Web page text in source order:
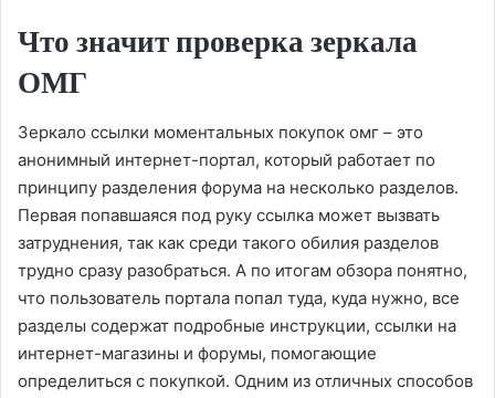
Что значит проверка зеркала
ОМГ
Зеркало ссылки моментальных покупок омг – это
анонимный интернет-портал, который работает по
принципу разделения форума на несколько разделов.
Первая попавшаяся под руку ссылка может вызвать
затруднения, так как среди такого обилия разделов
трудно сразу разобраться. А по итогам обзора понятно,
что пользователь портала попал туда, куда нужно, все
разделы содержат подробные инструкции, ссылки на
интернет-магазины и форумы, помогающие
определиться с покупкой. Одним из отличных способов